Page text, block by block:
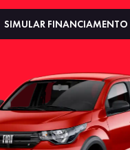
SIMULAR FINANCIAMENTO